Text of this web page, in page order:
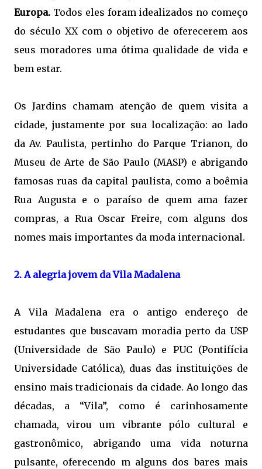
Europa. Todos eles foram idealizados no começo
do século XX com o objetivo de oferecerem aos
seus moradores uma ótima qualidade de vida e
bem estar.
Os Jardins chamam atenção de quem visita a
cidade, justamente por sua localização: ao lado
da Av. Paulista, pertinho do Parque Trianon, do
Museu de Arte de São Paulo (MASP) e abrigando
famosas ruas da capital paulista, como a boêmia
Rua Augusta e o paraíso de quem ama fazer
compras, a Rua Oscar Freire, com alguns dos
nomes mais importantes da moda internacional.
2. A alegria jovem da Vila Madalena
A Vila Madalena era o antigo endereço de
estudantes que buscavam moradia perto da USP
(Universidade de São Paulo) e PUC (Pontifícia
Universidade Católica), duas das instituições de
ensino mais tradicionais da cidade. Ao longo das
décadas, a “Vila”, como é carinhosamente
chamada, virou um vibrante pólo cultural e
gastronômico, abrigando uma vida noturna
pulsante, oferecendo m alguns dos bares mais